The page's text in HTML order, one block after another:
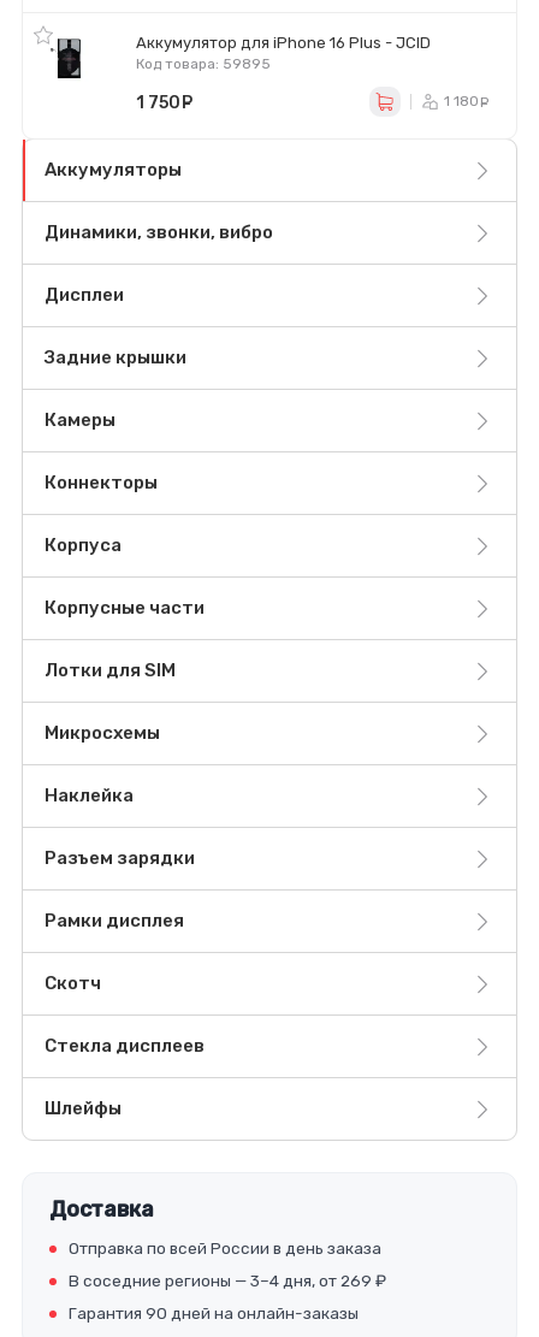
Аккумулятор для iPhone 16 Plus - JCID
Код товара: 59895
1 750 1 180
Аккумуляторы
Динамики, звонки, вибро
Дисплеи
Задние крышки
Камеры
Коннекторы
Корпуса
Корпусные части
Лотки для SIM
Микросхемы
Наклейка
Разъем зарядки
Рамки дисплея
Скотч
Стекла дисплеев
Шлейфы
Доставка
Отправка по всей России в день заказа
В соседние регионы — 3–4 дня, от 269 ₽
Гарантия 90 дней на онлайн-заказы